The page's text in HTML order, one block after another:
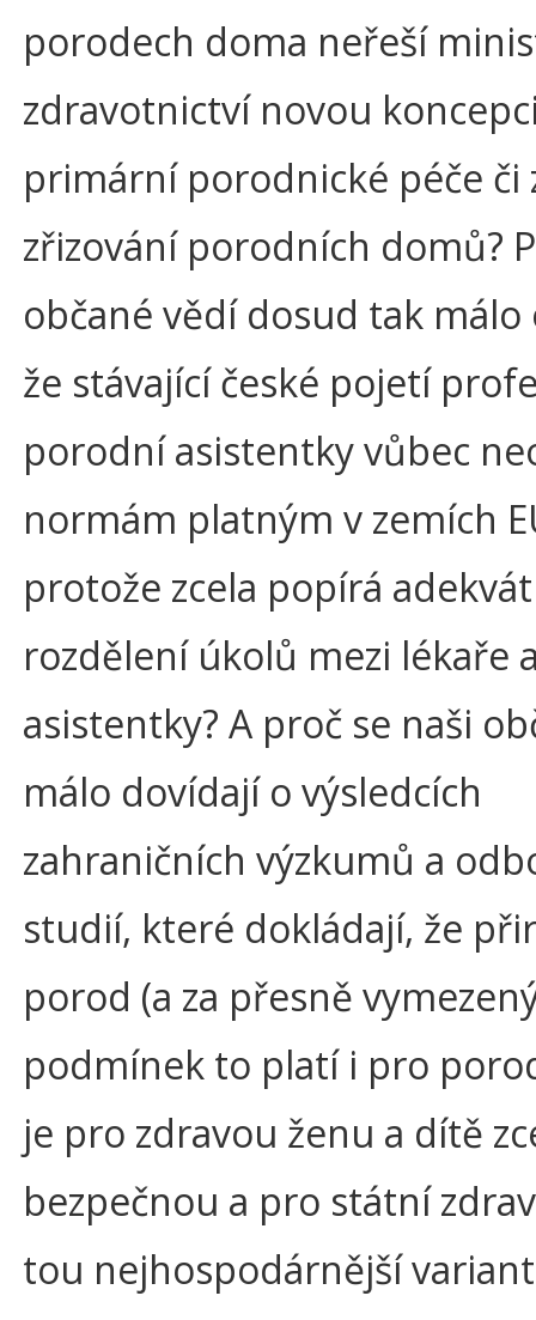
porodech doma neřeší
zdravotnictví novou
primární porodnické péče či
zřizování porodních domů?
občané vědí dosud tak málo
že stávající české pojetí
porodní asistentky vůbec
normám platným v zemích
protože zcela popírá
rozdělení úkolů mezi lékaře
asistentky? A proč se naši
málo dovídají o výsledcích
zahraničních výzkumů a
studií, které dokládají, že
porod (a za přesně
podmínek to platí i pro
je pro zdravou ženu a dítě
bezpečnou a pro státní
tou nejhospodárnější